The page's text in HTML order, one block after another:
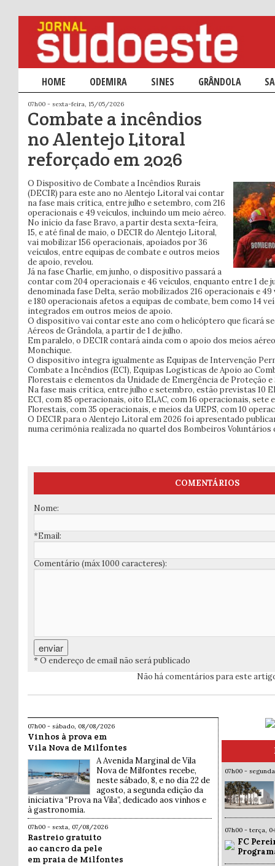
Menu principal
SALTAR PARA O CONTEÚDO PRIMÁRIO
SALTAR PARA O CONTEÚDO SECUNDÁRIO
HOME ODEMIRA SINES GRÂNDOLA
07h00 - sexta-feira, 15/05/2026
Combate a incêndios
no Alentejo Litoral
reforçado em 2026
O Dispositivo de Combate a Incêndios Rurais
(DECIR) para este ano no Alentejo Litoral vai contar
na fase mais crítica, entre julho e setembro, com 216
operacionais e 49 veículos, incluindo um meio aéreo.
No início da fase Bravo, a partir desta sexta-feira,
15, e até final de maio, o DECIR do Alentejo Litoral,
vai mobilizar 156 operacionais, apoiados por 36
veículos, entre equipas de combate e outros meios
de apoio, revelou.
Já na fase Charlie, em junho, o dispositivo passará a
contar com 204 operacionais e 46 veículos, enquanto entre 1 de
denominada fase Delta, serão mobilizados 216 operacionais e
e 180 operacionais afetos a equipas de combate, bem como 14
integrados em outros meios de apoio.
O dispositivo vai contar este ano com o helicóptero que ficará
Aéreos de Grândola, a partir de 1 de julho.
Em paralelo, o DECIR contará ainda com o apoio dos meios
Monchique.
O dispositivo integra igualmente as Equipas de Intervenção
Combate a Incêndios (ECI), Equipas Logísticas de Apoio ao
Florestais e elementos da Unidade de Emergência de Proteção e
Na fase mais crítica, entre julho e setembro, estão previstas 10
ECI, com 85 operacionais, oito ELAC, com 16 operacionais, sete
Florestais, com 35 operacionais, e meios da UEPS, com 10
O DECIR para o Alentejo Litoral em 2026 foi apresentado
numa cerimónia realizada no quartel dos Bombeiros Voluntários
COMENTÁRIOS
Nome:
*Email:
Comentário (máx 1000 caracteres):
* O endereço de email não será publicado
Não há comentários para este
07h00 - sábado, 08/08/2026
Vinhos à prova em
Vila Nova de Milfontes
A Avenida Marginal de Vila
Nova de Milfontes recebe,
neste sábado, 8, e no dia 22 de
agosto, a segunda edição da
iniciativa “Prova na Vila”, dedicado aos vinhos e
à gastronomia.
07h00 - sexta, 07/08/2026
Rastreio gratuito
ao cancro da pele
em praia de Milfontes
07h00 -
07h00 - terça,
FC